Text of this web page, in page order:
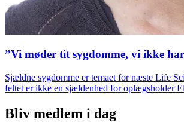
”Vi møder tit sygdomme, vi ikke
Sjældne sygdomme er temaet for næste Life
feltet er ikke en sjældenhed for oplægsholder
Bliv medlem i dag